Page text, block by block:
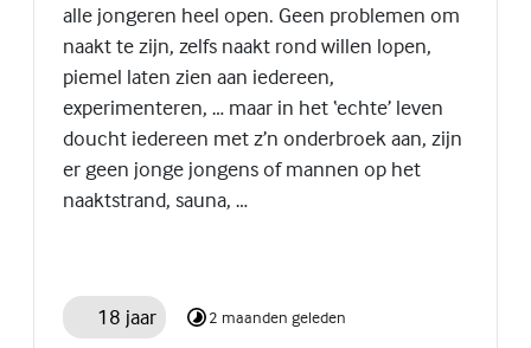
alle jongeren heel open. Geen problemen om
naakt te zijn, zelfs naakt rond willen lopen,
piemel laten zien aan iedereen,
experimenteren, … maar in het ‘echte’ leven
doucht iedereen met z’n onderbroek aan, zijn
er geen jonge jongens of mannen op het
naaktstrand, sauna, …
18 jaar 2 maanden geleden